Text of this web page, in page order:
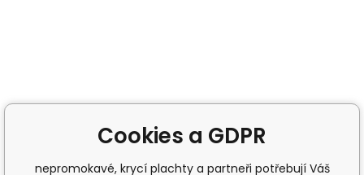
Cookies a GDPR
nepromokavé, krycí plachty a partneři potřebují Váš